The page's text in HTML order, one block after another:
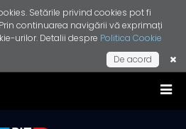
Setările privind cookies pot fi
continuarea navigării vă exprimați
urilor. Detalii despre Politica Cookie
De acord